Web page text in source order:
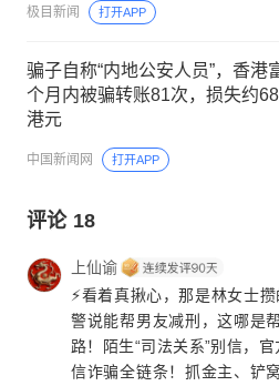
极目新闻 打开APP
骗子自称“内地公安人员”，香港
个月内被骗转账81次，损失约
港元
中国新闻网 打开APP
评论 18
上仙谕
⚡️看着真揪心，那是林女士
警说能帮男友减刑，这哪是
路！陌生“司法关系”别信，
信诈骗全链条！抓金主、铲